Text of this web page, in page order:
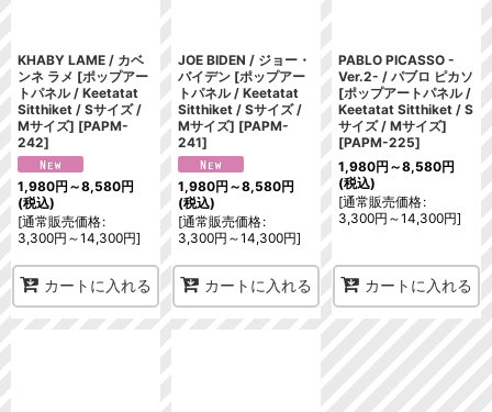
KHABY LAME / カベ
ンネ ラメ [ポップアー
トパネル / Keetatat
Sitthiket / Sサイズ /
Mサイズ] [PAPM-
242]
1,980円 ～8,580円
(税込)
[通常販売価格:
3,300円 ～14,300円]
カートに入れる
JOE BIDEN / ジョー・
バイデン [ポップアー
トパネル / Keetatat
Sitthiket / Sサイズ /
Mサイズ] [PAPM-
241]
1,980円 ～8,580円
(税込)
[通常販売価格:
3,300円 ～14,300円]
カートに入れる
PABLO PICASSO -
Ver.2- / パブロ ピカソ
[ポップアートパネル /
Keetatat Sitthiket / S
サイズ / Mサイズ]
[PAPM-225]
1,980円 ～8,580円
(税込)
[通常販売価格:
3,300円 ～14,300円]
カートに入れる